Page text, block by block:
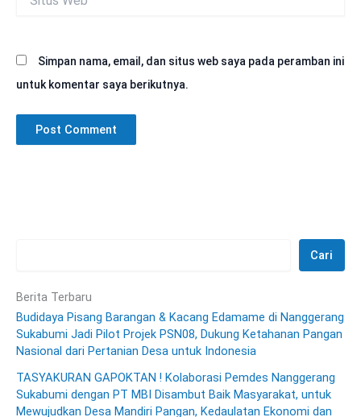
Web
Simpan nama, email, dan situs web saya pada peramban ini
untuk komentar saya berikutnya.
Cari
Berita Terbaru
Budidaya Pisang Barangan & Kacang Edamame di Nanggerang
Sukabumi Jadi Pilot Projek PSN08, Dukung Ketahanan Pangan
Nasional dari Pertanian Desa untuk Indonesia
TASYAKURAN GAPOKTAN ! Kolaborasi Pemdes Nanggerang
Sukabumi dengan PT MBI Disambut Baik Masyarakat, untuk
Mewujudkan Desa Mandiri Pangan, Kedaulatan Ekonomi dan